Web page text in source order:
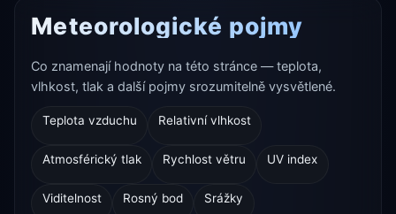
Meteorologické pojmy
Co znamenají hodnoty na této stránce — teplota,
vlhkost, tlak a další pojmy srozumitelně vysvětlené.
Teplota vzduchu Relativní vlhkost
Atmosférický tlak Rychlost větru UV index
Viditelnost Rosný bod Srážky